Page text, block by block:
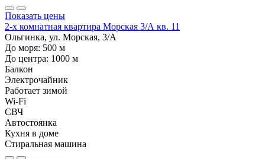
Показать цены
2-х комнатная квартира Морская 3/А кв. 11
Ольгинка, ул. Морская, 3/А
До моря: 500 м
До центра: 1000 м
Балкон
Электрочайник
Работает зимой
Wi-Fi
СВЧ
Автостоянка
Кухня в доме
Стиральная машина